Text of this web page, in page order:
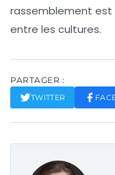
rassemblement est
entre les cultures.
PARTAGER :
TWITTER